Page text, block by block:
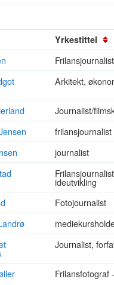
Yrkestittel
Frilansjournalist
Arkitekt,
Journalist/
frilansjournalist
journalist
ideutvikling
Fotojournalist
Journalist,
Frilansfotograf